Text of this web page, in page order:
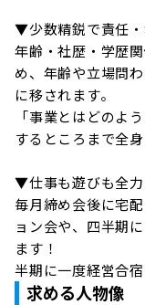
▼少数精鋭で責任・
年齢・社歴・学歴
め、年齢や立場問
に移されます。
「事業とはどのよ
するところまで全
▼仕事も遊びも全力
毎月締め会後に宅
ョン会や、四半期
ます！
半期に一度経営合宿
求める人物像